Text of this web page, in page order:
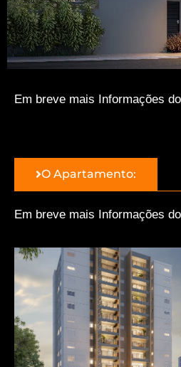
Em breve mais Informações
O Apartamento:
Em breve mais Informações